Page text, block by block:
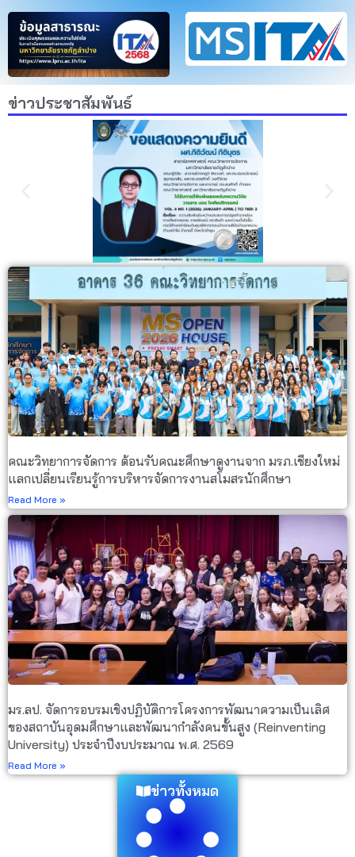
ข่าวประชาสัมพันธ์
คณะวิทยาการจัดการ ต้อนรับคณะศึกษาดูงานจาก มรภ.เชียงใหม่
แลกเปลี่ยนเรียนรู้การบริหารจัดการงานสโมสรนักศึกษา
Read More »
มร.ลป. จัดการอบรมเชิงปฏิบัติการโครงการพัฒนาความเป็นเลิศ
ของสถาบันอุดมศึกษาและพัฒนากำลังคนขั้นสูง (Reinventing
University) ประจำปีงบประมาณ พ.ศ. 2569
Read More »
ข่าวทั้งหมด